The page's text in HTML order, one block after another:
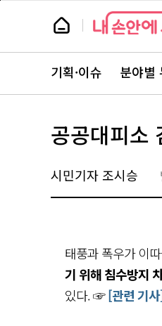
본
뉴
스
뉴
스
주
서
바
로
기획·이슈 분야별
공공대피소
시민기자 조시승
태풍과 폭우가 이
기 위해 침수방지
있다. ☞[관련 기사
페